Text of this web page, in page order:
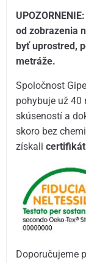
od zobrazenia
byť uprostred,
metráže.
Spoločnost
pohybuje už 40
skúseností a
skoro bez
získali
Doporučujeme